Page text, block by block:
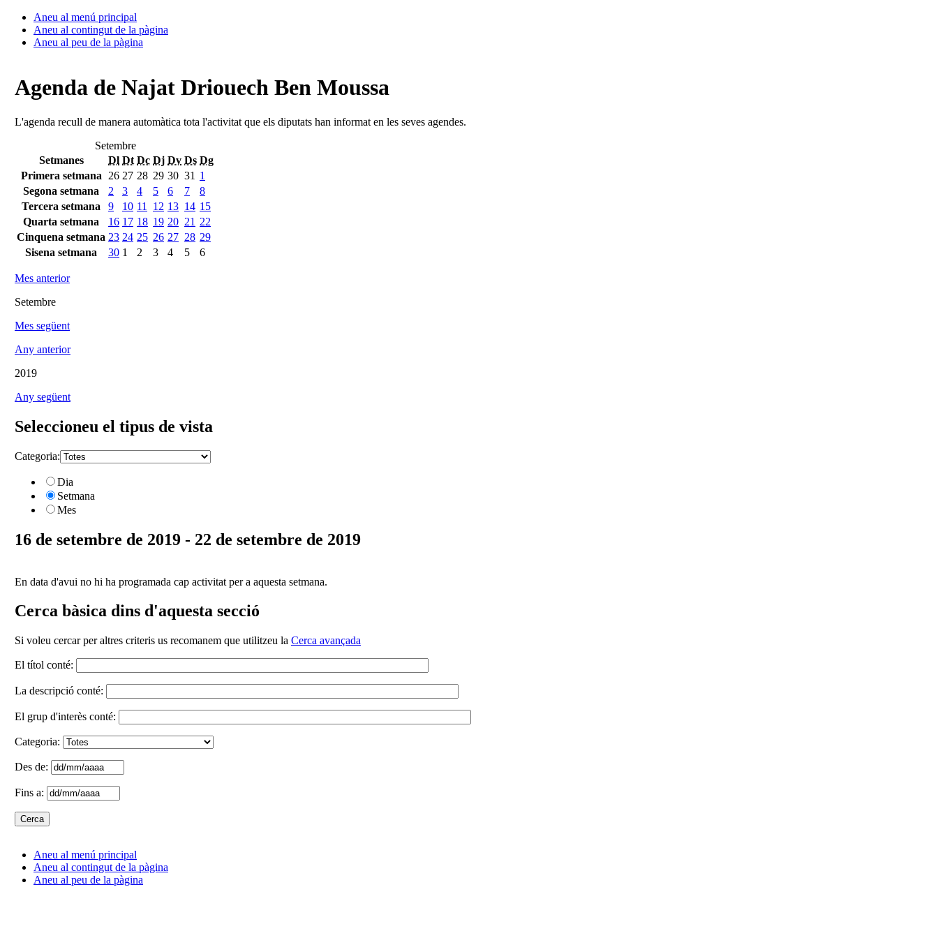
Aneu al menú principal
Aneu al contingut de la pàgina
Aneu al peu de la pàgina
Agenda de Najat Driouech Ben Moussa
L'agenda recull de manera automàtica tota l'activitat que els diputats han informat en les seves agendes.
Setembre
Setmanes
Dl Dt Dc Dj Dv Ds Dg
Primera setmana
26 27 28 29 30 31 1
Segona setmana
2 3 4 5 6 7
8
Tercera setmana
9 10 11 12 13 14 15
Quarta setmana
16 17 18 19 20 21 22
Cinquena setmana 23 24 25 26 27 28 29
Sisena setmana
30 1 2 3 4 5 6
Mes anterior
Setembre
Mes següent
Any anterior
2019
Any següent
Seleccioneu el tipus de vista
Categoria:
Dia
Setmana
Mes
16 de setembre de 2019 - 22 de setembre de 2019
En data d'avui no hi ha programada cap activitat per a aquesta setmana.
Cerca bàsica dins d'aquesta secció
Si voleu cercar per altres criteris us recomanem que utilitzeu la Cerca avançada
El títol conté:
La descripció conté:
El grup d'interès conté:
Categoria:
Des de:
Fins a:
Aneu al menú principal
Aneu al contingut de la pàgina
Aneu al peu de la pàgina